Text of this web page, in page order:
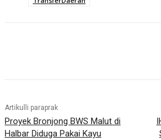
Artikulli paraprak
Proyek Bronjong BWS Malut di
Halbar Diduga Pakai Kayu